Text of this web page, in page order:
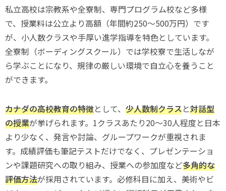
私立高校は宗教系や全寮制、専門プログラム校など多様
で、授業料は公立より高額（年間約250〜500万円）です
が、小人数クラスや手厚い進学指導を特色としています。
全寮制（ボーディングスクール）では学校寮で生活しなが
ら学ぶことになり、規律の厳しい環境で自立心を養うこと
ができます。
カナダの高校教育の特徴として、 少人数制クラスと対話型
の授業が挙げられます。1クラスあたり20〜30人程度と日本
より少なく、発言や討論、グループワークが重視されま
す。成績評価も筆記テストだけでなく、プレゼンテーショ
ンや課題研究への取り組み、授業への参加度など多角的な
評価方法が採用されています。必修科目に加え、美術やビ